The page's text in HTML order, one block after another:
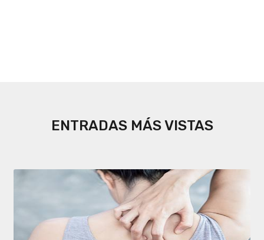
ENTRADAS MÁS VISTAS